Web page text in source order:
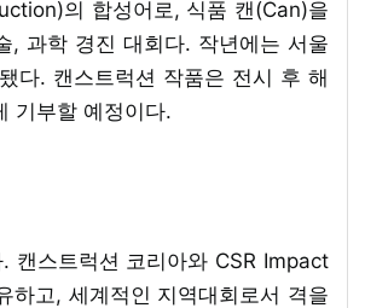
의 합성어로, 식품 캔(Can)을
, 과학 경진 대회다. 작년에는 서울
다. 캔스트럭션 작품은 전시 후 해
기부할 예정이다.
캔스트럭션 코리아와 CSR Impact
하고, 세계적인 지역대회로서 격을